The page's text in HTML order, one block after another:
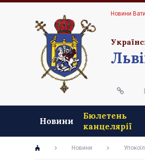
Новини
Новини
Бюлетень
канцелярії
Новини